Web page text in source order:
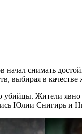
начал снимать
выбирая в
убийцы. Жители
Юлии Снигирь и